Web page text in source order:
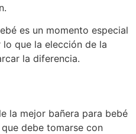
es un momento especial
que la elección de la
la diferencia.
la mejor bañera para bebé
debe tomarse con